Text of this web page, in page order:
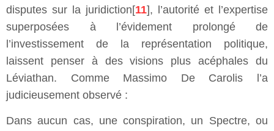
disputes sur la juridiction[11], l’autorité et l’expertise
superposées à l’évidement prolongé de
l’investissement de la représentation politique,
laissent penser à des visions plus acéphales du
Léviathan. Comme Massimo De Carolis l’a
judicieusement observé :
Dans aucun cas, une conspiration, un Spectre, ou